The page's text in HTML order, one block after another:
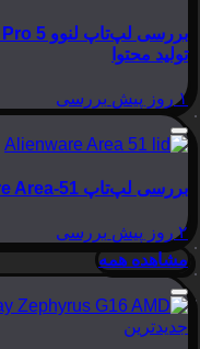
تولید محتوا
۱ روز پیش بررسی
بررسی لپ‌تاپ Alienware Area-51؛ فضایی ۶۰۰۰ دلاری!
۲ روز پیش
بررسی
مشاهده همه
جدیدترین